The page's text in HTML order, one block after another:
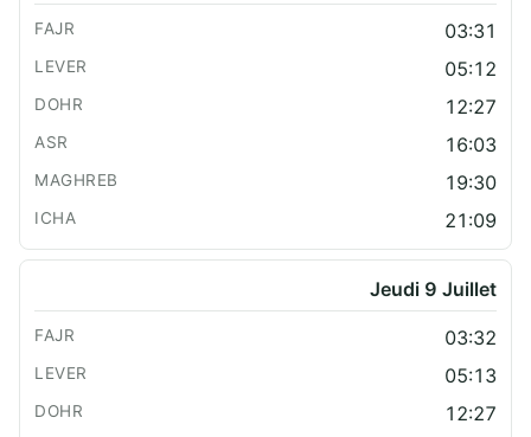
03:31
05:12
12:27
16:03
19:30
21:09
Jeudi 9 Juillet
03:32
05:13
12:27